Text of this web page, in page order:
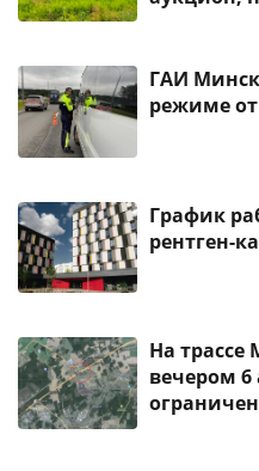
ГАИ
режиме
График
рентген-
На трассе
вечером 6